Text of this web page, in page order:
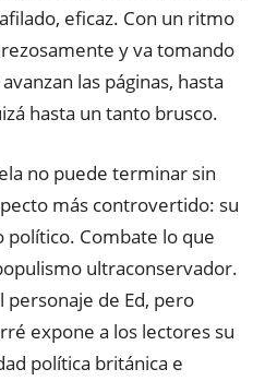
eficaz. Con un ritmo
y va tomando
las páginas, hasta
hasta un tanto brusco.
no puede terminar sin
más controvertido: su
Combate lo que
ultraconservador.
de Ed, pero
expone a los lectores su
política británica e